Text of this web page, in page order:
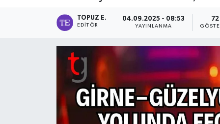
TOPUZ E.
EDITÖR
04.09.2025 - 08:53
YAYINLANMA
72